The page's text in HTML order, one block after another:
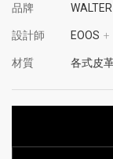
品牌 WALTER
設計師 EOOS +
材質 各式皮